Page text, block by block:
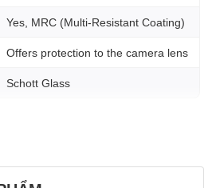
Yes, MRC (Multi-Resistant Coating)
Offers protection to the camera lens
Schott Glass